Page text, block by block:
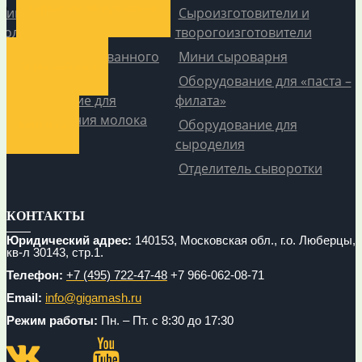
пастеризованного
и сливок
стерилизованного
для
молока
Сыроизготовители и
творогоизготовители
Мини сыроварня
Оборудование для «паста –
филата»
Оборудование для
сыроделия
Отделитель сыворотки
КОНТАКТЫ
Юридический адрес: 140153, Московская обл., г.о. Люберцы,
кв-л 30143, стр.1.
Телефон: +7 (495) 722-47-48 +7 966-062-08-71
Email: info@gigamash.ru
Режим работы: Пн. – Пт. с 8:30 до 17:30